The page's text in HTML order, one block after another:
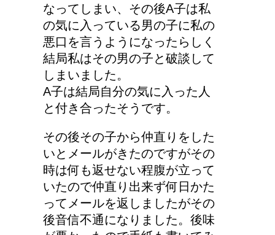
なってしまい、その後A子は私
の気に入っている男の子に私の
悪口を言うようになったらしく
結局私はその男の子と破談して
しまいました。
A子は結局自分の気に入った人
と付き合ったそうです。
その後その子から仲直りをした
いとメールがきたのですがその
時は何も返せない程腹が立って
いたので仲直り出来ず何日かた
ってメールを返しましたがその
後音信不通になりました。後味